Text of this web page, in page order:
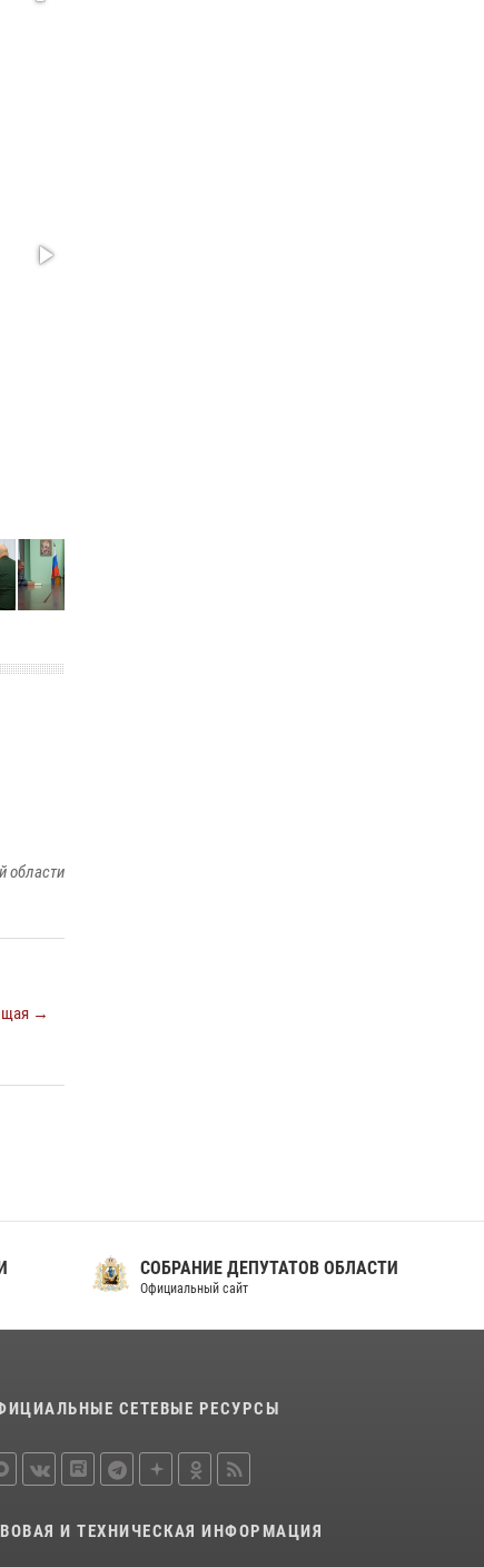
области
→
СОБРАНИЕ ДЕПУТАТОВ ОБЛАСТИ
Официальный сайт
СЕТЕВЫЕ РЕСУРСЫ
И ТЕХНИЧЕСКАЯ ИНФОРМАЦИЯ